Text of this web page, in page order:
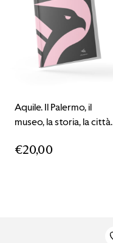
Aquile. Il Palermo, il
museo, la storia, la città.
€20,00